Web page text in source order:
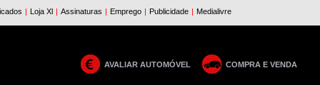
AVALIAR AUTOMÓVEL COMPRA E VENDA